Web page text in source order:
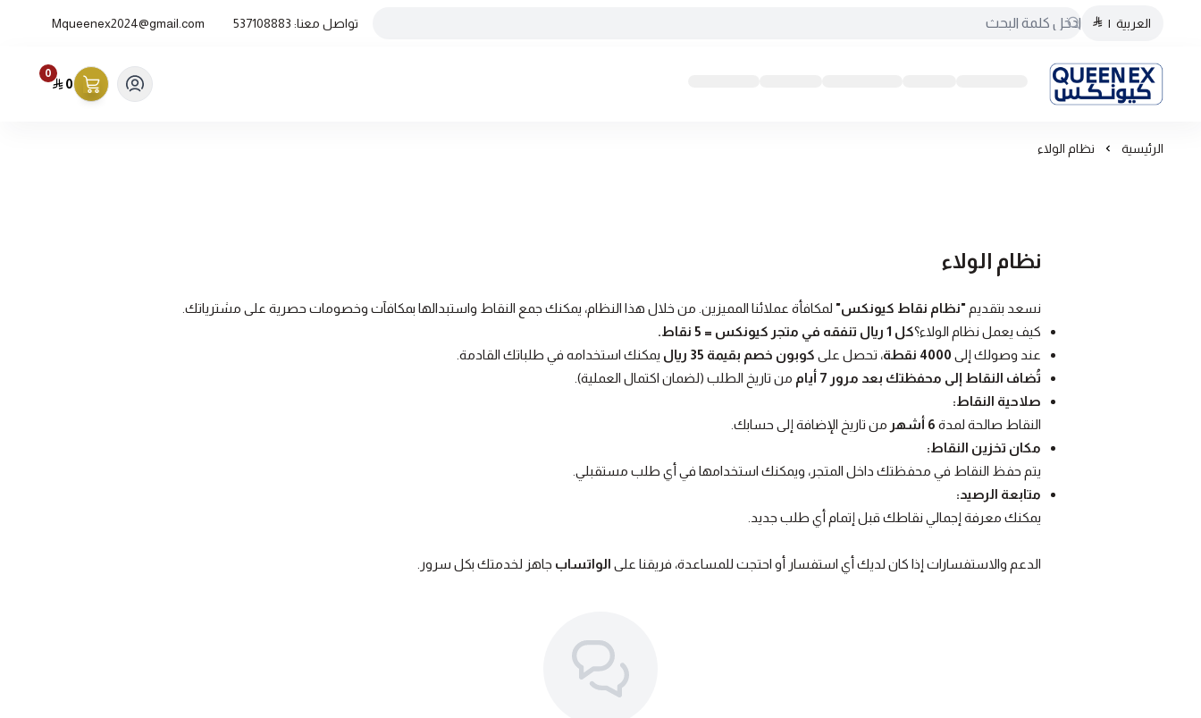
العربية | تواصل معنا: 537108883
Mqueenex2024@gmail.com
كيونكس
0
0
الرئيسية نظام الولاء
نظام الولاء
نسعد بتقديم "نظام نقاط كيونكس" لمكافأة عملائنا المميزين. من خلال هذا النظام، يمكنك جمع النقاط واستبدالها بمكافآت وخصومات حصرية على مشترياتك.
كيف يعمل نظام الولاء؟كل 1 ريال تنفقه في متجر كيونكس = 5 نقاط.
عند وصولك إلى 4000 نقطة ، تحصل على كوبون خصم بقيمة 35 ريال
يمكنك استخدامه في طلباتك القادمة.
تُضاف النقاط إلى محفظتك بعد مرور 7 أيام
من تاريخ الطلب (لضمان اكتمال العملية).
صلاحية النقاط:
النقاط صالحة لمدة 6 أشهر
من تاريخ الإضافة إلى حسابك.
مكان تخزين النقاط:
يتم حفظ النقاط في محفظتك داخل المتجر، ويمكنك استخدامها في أي طلب مستقبلي.
متابعة الرصيد:
يمكنك معرفة إجمالي نقاطك قبل إتمام أي طلب جديد.
الدعم والاستفسارات إذا كان لديك أي استفسار أو احتجت للمساعدة، فريقنا على الواتساب جاهز لخدمتك بكل سرور.